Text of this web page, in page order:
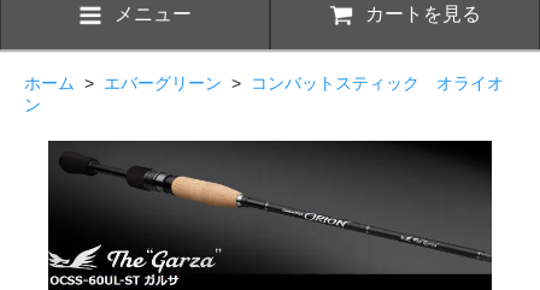
メニュー カートを見る
ホーム > エバーグリーン >
コンバットスティック オライオ
ン